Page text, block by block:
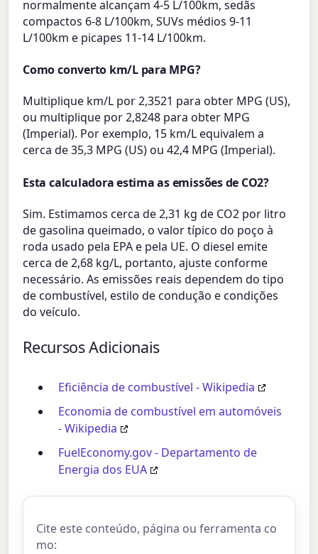
normalmente alcançam 4-5 L/100km, sedãs
compactos 6-8 L/100km, SUVs médios 9-11
L/100km e picapes 11-14 L/100km.
Como converto km/L para MPG?
Multiplique km/L por 2,3521 para obter MPG (US),
ou multiplique por 2,8248 para obter MPG
(Imperial). Por exemplo, 15 km/L equivalem a
cerca de 35,3 MPG (US) ou 42,4 MPG (Imperial).
Esta calculadora estima as emissões de CO2?
Sim. Estimamos cerca de 2,31 kg de CO2 por litro
de gasolina queimado, o valor típico do poço à
roda usado pela EPA e pela UE. O diesel emite
cerca de 2,68 kg/L, portanto, ajuste conforme
necessário. As emissões reais dependem do tipo
de combustível, estilo de condução e condições
do veículo.
Recursos Adicionais
Eficiência de combustível - Wikipedia
Economia de combustível em automóveis
- Wikipedia
FuelEconomy.gov - Departamento de
Energia dos EUA
Cite este conteúdo, página ou ferramenta co
mo: